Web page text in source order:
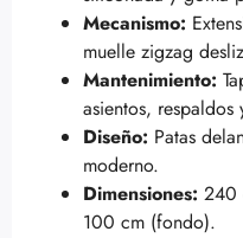
Mecanismo:
muelle zigzag
Mantenimiento:
asientos, respaldos
Diseño: Patas
moderno.
Dimensiones: 240
100 cm (fondo).